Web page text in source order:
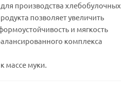
производства хлебобулочных
позволяет увеличить
и мягкость
комплекса
массе муки.